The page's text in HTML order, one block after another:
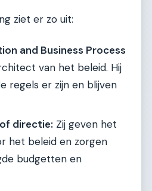
ziet er zo uit:
and Business Process
van het beleid. Hij
regels er zijn en blijven
directie: Zij geven het
het beleid en zorgen
budgetten en